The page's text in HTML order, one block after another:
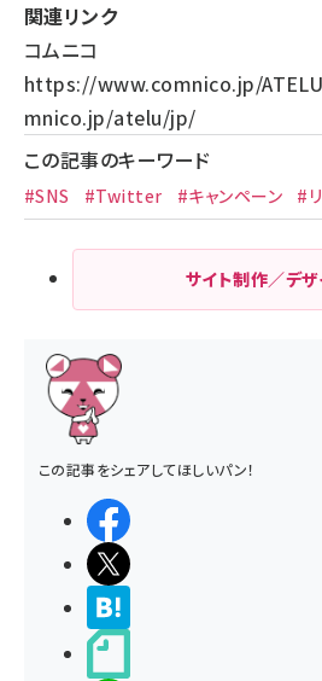
関連リンク
コムニコ
https://www.comnico.jp/ATELU
mnico.jp/atelu/jp/
この記事のキーワード
#SNS #Twitter #キャンペーン #
サイト制作／デザ
この記事をシェアしてほしいパン！